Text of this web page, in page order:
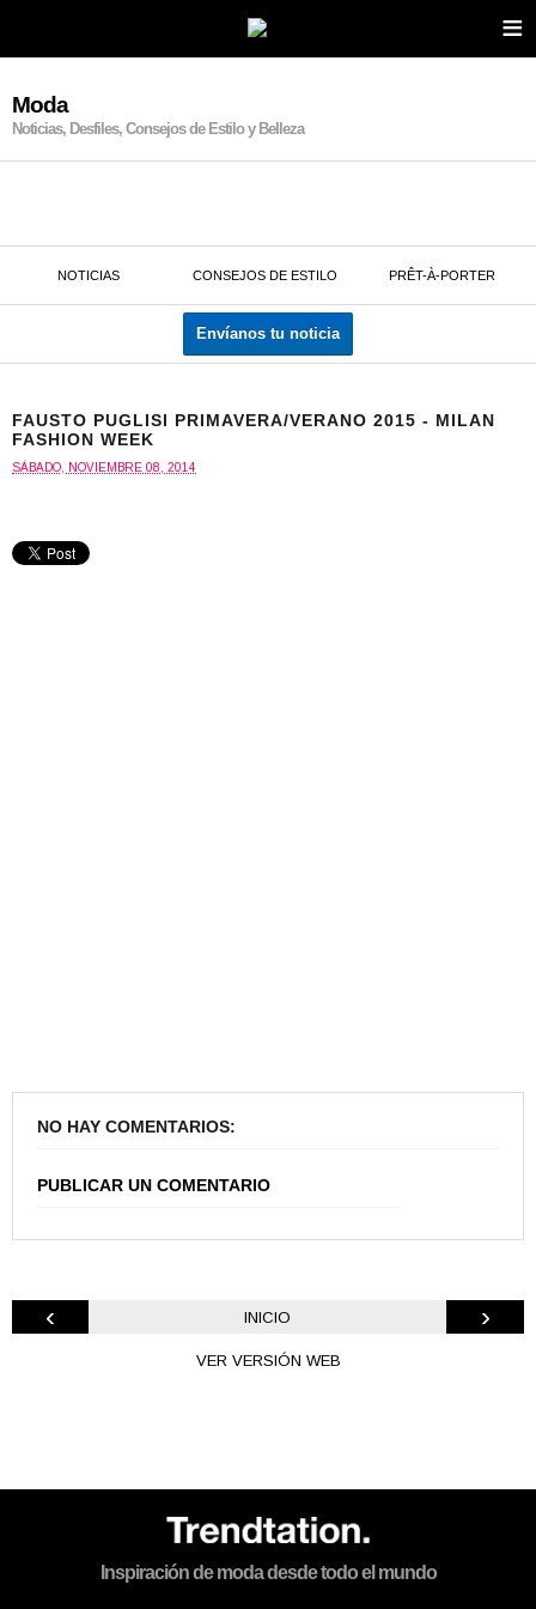
≡
Moda
Noticias, Desfiles, Consejos de Estilo y Belleza
NOTICIAS CONSEJOS DE ESTILO PRÊT-À-PORTER
Envíanos tu noticia
FAUSTO PUGLISI PRIMAVERA/VERANO 2015 - MILAN
FASHION WEEK
SÁBADO, NOVIEMBRE 08, 2014
NO HAY COMENTARIOS:
PUBLICAR UN COMENTARIO
‹ INICIO ›
VER VERSIÓN WEB
Inspiración de moda desde todo el mundo